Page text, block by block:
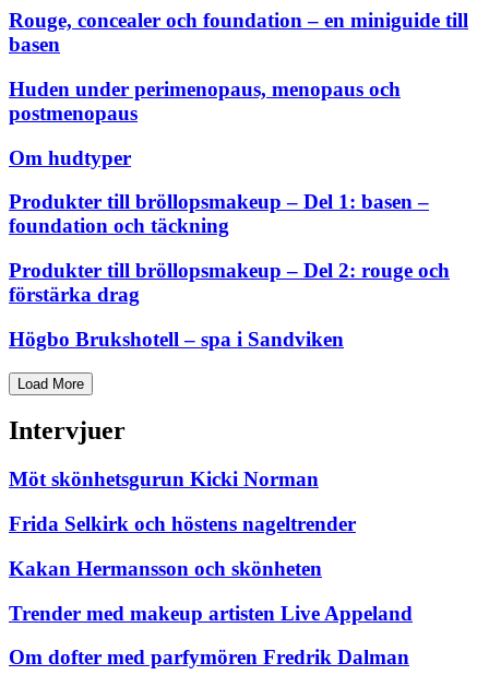
Rouge, concealer och foundation – en miniguide till
basen
Huden under perimenopaus, menopaus och
postmenopaus
Om hudtyper
Produkter till bröllopsmakeup – Del 1: basen –
foundation och täckning
Produkter till bröllopsmakeup – Del 2: rouge och
förstärka drag
Högbo Brukshotell – spa i Sandviken
Load More
Intervjuer
Möt skönhetsgurun Kicki Norman
Frida Selkirk och höstens nageltrender
Kakan Hermansson och skönheten
Trender med makeup artisten Live Appeland
Om dofter med parfymören Fredrik Dalman